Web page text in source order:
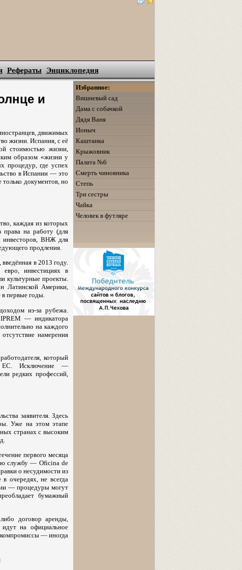
Рефераты Энциклопедия
и
движимых
жизни. Испания, с её
стоимостью жизни,
образом «жизни у
процедур, где успех
в Испании — это
документов, но
каждая из которых
права на работу (для
инвесторов, ВНЖ для
продления.
в 2013 году.
инвестициях в
культурные проекты.
Латинской Америки,
в первые годы.
из-за рубежа.
IPREM — индикатора
на каждого
намерения
который
ЕС. Исключение —
редких профессий,
заявителя. Здесь
Уже на этом этапе
странах с высоким
первого месяца
службу — Oficina de
о несудимости из
очередях, не всегда
— процедуры могут
бумажный
договор аренды,
на официальное
компромиссы — иногда
Избранное:
Вишневый сад
Дама с собачкой
Дядя Ваня
Ионыч
Каштанка
Крыжовник
Палата №6
Смерть чиновника
Степь
Три сестры
Чайка
Человек в футляре